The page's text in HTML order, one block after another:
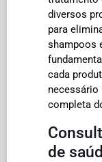
diversos
para
shampoos
cada
necessário
completa
de